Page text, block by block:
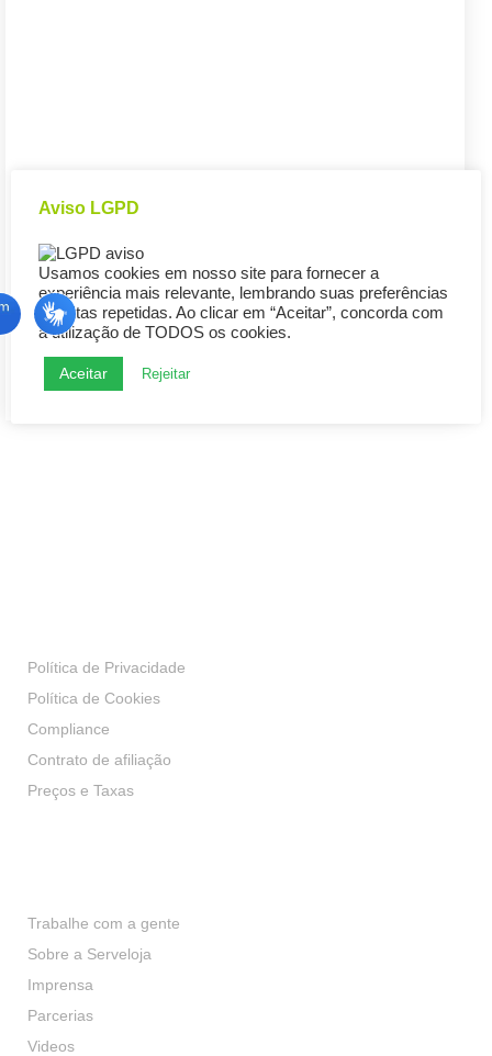
Política de Privacidade
Política de Cookies
Compliance
Contrato de afiliação
Preços e Taxas
Trabalhe com a gente
Sobre a Serveloja
Imprensa
Parcerias
Videos
Aviso LGPD
Usamos cookies em nosso site para fornecer a
experiência mais relevante, lembrando suas preferências
e visitas repetidas. Ao clicar em “Aceitar”, concorda com
a utilização de TODOS os cookies.
Aceitar Rejeitar